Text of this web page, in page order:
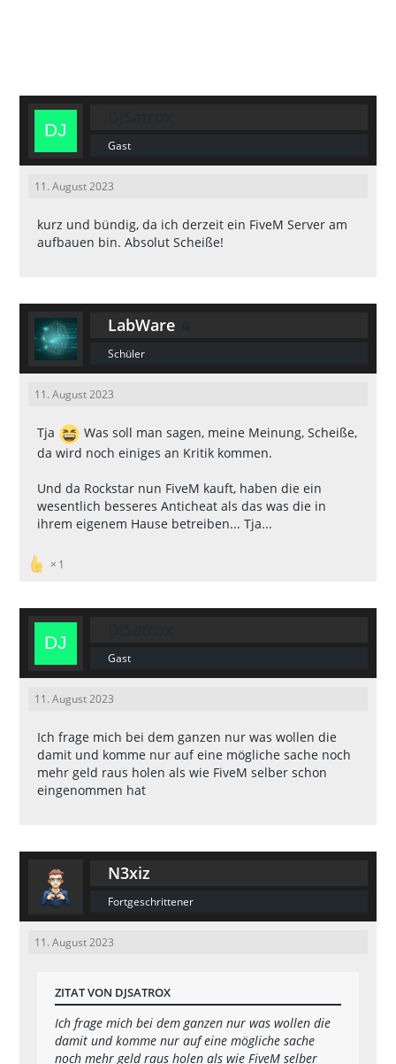
Gast
11. August 2023
kurz und bündig, da ich derzeit ein FiveM Server am
aufbauen bin. Absolut Scheiße!
LabWare
Schüler
11. August 2023
Tja
Was soll man sagen, meine Meinung, Scheiße,
da wird noch einiges an Kritik kommen.
Und da Rockstar nun FiveM kauft, haben die ein
wesentlich besseres Anticheat als das was die in
ihrem eigenem Hause betreiben... Tja...
1
Gast
11. August 2023
Ich frage mich bei dem ganzen nur was wollen die
damit und komme nur auf eine mögliche sache noch
mehr geld raus holen als wie FiveM selber schon
eingenommen hat
N3xiz
Fortgeschrittener
11. August 2023
ZITAT VON DJSATROX
Ich frage mich bei dem ganzen nur was wollen die
damit und komme nur auf eine mögliche sache
noch mehr geld raus holen als wie FiveM selber